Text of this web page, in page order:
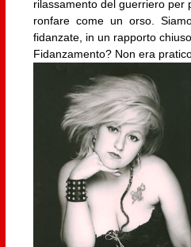
rilassamento del guerriero per
ronfare come un orso.
fidanzate, in un rapporto
Fidanzamento? Non era